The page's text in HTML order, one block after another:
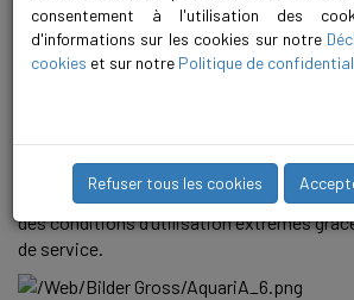
AquariA 3-15
Les pompes immergées AquariA pour
4 pouces (AquariA 2 à 14) constituent les
pour un large éventail d'applications.
vous offrons un maximum de fiabilité et
pompes sont réalisées en acier allié pour
des conditions d’utilisation extrêmes
de service.
consentement à l'utilisation des
d'informations sur les cookies sur notre
cookies et sur notre Politique de
Refuser tous les cookies